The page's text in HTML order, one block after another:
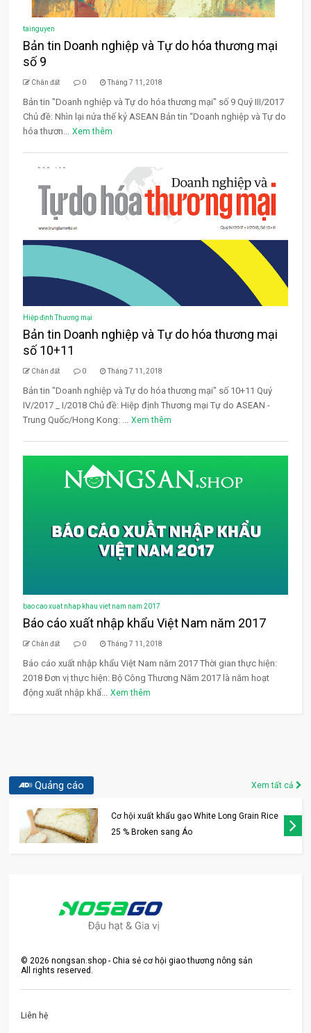
tainguyen
Bản tin Doanh nghiệp và Tự do hóa thương mại
số 9
Chân đất 0 Tháng 7 11, 2018
Bản tin "Doanh nghiệp và Tự do hóa thương mại" số 9 Quý III/2017
Chủ đề: Nhìn lại nửa thế kỷ ASEAN Bản tin “Doanh nghiệp và Tự do
hóa thươn... Xem thêm
Hiệp định Thương mại
Bản tin Doanh nghiệp và Tự do hóa thương mại
số 10+11
Chân đất 0 Tháng 7 11, 2018
Bản tin "Doanh nghiệp và Tự do hóa thương mại" số 10+11 Quý
IV/2017 _ I/2018 Chủ đề: Hiệp định Thương mại Tự do ASEAN -
Trung Quốc/Hong Kong: ... Xem thêm
bao cao xuat nhap khau viet nam nam 2017
Báo cáo xuất nhập khẩu Việt Nam năm 2017
Chân đất 0 Tháng 7 11, 2018
Báo cáo xuất nhập khẩu Việt Nam năm 2017 Thời gian thực hiện:
2018 Đơn vị thực hiện: Bộ Công Thương Năm 2017 là năm hoạt
động xuất nhập khẩ... Xem thêm
Quảng cáo Xem tất cả
Cơ hội xuất khẩu gạo White Long Grain Rice
25 % Broken sang Áo
©2026 nongsan.shop - Chia sẻ cơ hội giao thương nông sản
All rights reserved.
Liên hệ